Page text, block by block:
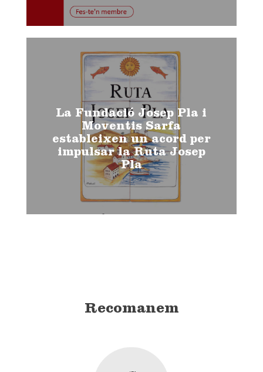
La Fundació Josep Pla i
Moventis Sarfa
estableixen un acord per
impulsar la Ruta Josep
Pla
Recomanem